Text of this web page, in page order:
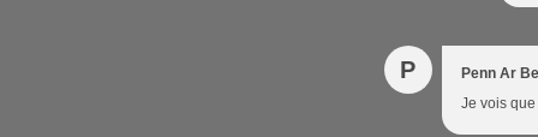
P
Penn Ar
Je vois